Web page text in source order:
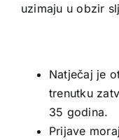
uzimaju u obzir
Natječaj je
trenutku
35 godina.
Prijave